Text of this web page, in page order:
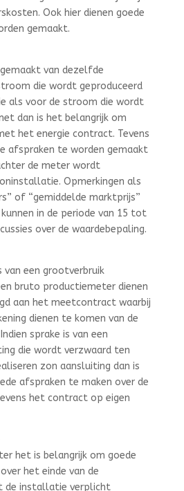
Ook hier dienen goede
gemaakt.
van dezelfde
die wordt geproduceerd
als voor de stroom die wordt
dan is het belangrijk om
het energie contract. Tevens
afspraken te worden gemaakt
de meter wordt
Opmerkingen als
of “gemiddelde marktprijs”
in de periode van 15 tot
over de waardebepaling.
van een grootverbruik
bruto productiemeter dienen
aan het meetcontract waarbij
dienen te komen van de
sprake is van een
die wordt verzwaard ten
zon aansluiting dan is
afspraken te maken over de
het contract op eigen
het is belangrijk om goede
het einde van de
de installatie verplicht